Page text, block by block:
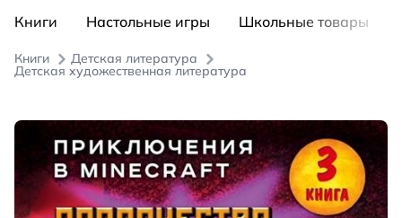
Книги Настольные игры Школьные товары
Книги Детская литература
Детская художественная литература